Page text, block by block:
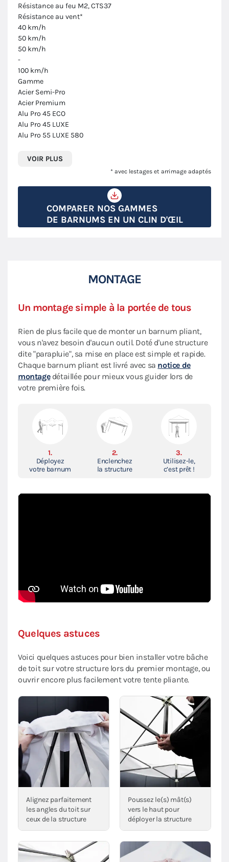
Résistance au feu M2, CTS37
Résistance au vent*
40 km/h
50 km/h
50 km/h
-
100 km/h
Gamme
Acier Semi-Pro
Acier Premium
Alu Pro 45 ECO
Alu Pro 45 LUXE
Alu Pro 55 LUXE 580
VOIR PLUS
* avec lestages et arrimage adaptés
COMPARER NOS GAMMES
DE BARNUMS EN UN CLIN D'ŒIL
MONTAGE
Un montage simple à la portée de tous
Rien de plus facile que de monter un barnum pliant,
vous n'avez besoin d'aucun outil. Doté d'une structure
dite "parapluie", sa mise en place est simple et rapide.
Chaque barnum pliant est livré avec sa notice de
montagedétaillée pour mieux vous guider lors de
votre première fois.
1.
Déployez
votre barnum
2.
Enclenchez
la structure
3.
Utilisez-le,
c’est prêt !
Quelques astuces
Voici quelques astuces pour bien installer votre bâche
de toit sur votre structure lors du premier montage, ou
ouvrir encore plus facilement votre tente pliante.
Alignez parfaitement
les angles du toit sur
ceux de la structure
Poussez le(s) mât(s)
vers le haut pour
déployer la structure